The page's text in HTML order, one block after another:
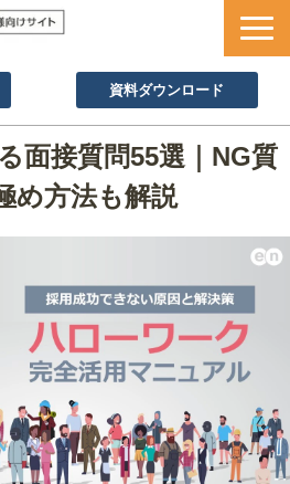
資料ダウンロード
サービス一覧
用ノウハウ
お役立ち資料
面接質問55選｜NG質
め方法も解説